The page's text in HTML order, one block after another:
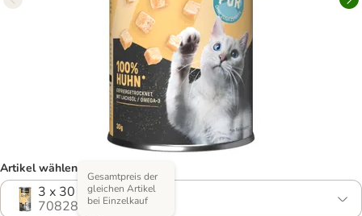
Artikel wählen (4 Varianten)
3 x 30 g Huhn
708284.3
Gesamtpreis der
gleichen Artikel
bei Einzelkauf